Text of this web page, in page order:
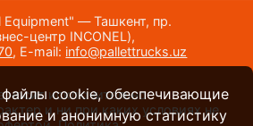
— Ташкент, пр.
центр INCONEL),
, E-mail: info@pallettrucks.uz
носит исключительно
и ни при каких условиях не
файлы cookie, обеспечивающие
и анонимную статистику